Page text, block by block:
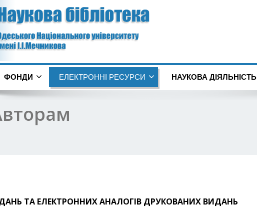
ФОНДИ ЕЛЕКТРОННІ РЕСУРСИ НАУКОВА ДІЯЛЬНІСТЬ
ТА ЕЛЕКТРОННИХ АНАЛОГІВ ДРУКОВАНИХ ВИДАНЬ